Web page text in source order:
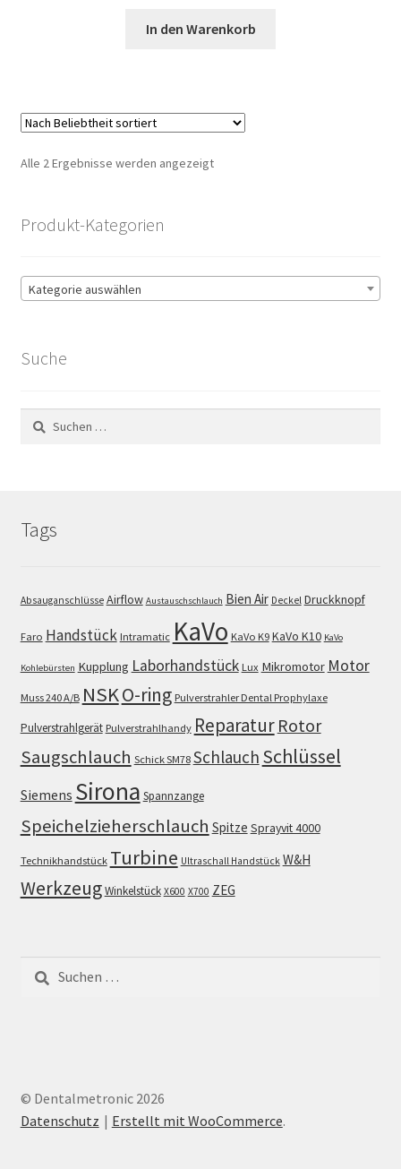
In den Warenkorb
Alle 2 Ergebnisse werden angezeigtNach
Produkt-Kategorien
Kategorie auswählen
Suche
Suchen
nach:
Tags
Absauganschlüsse Airflow Austauschschlauch Bien Air Deckel Druckknopf
Faro Handstück Intramatic KaVo KaVo K9 KaVo K10 KaVo
Kohlebürsten Kupplung Laborhandstück Lux Mikromotor Motor
Muss 240 A/B NSKO-ring Pulverstrahler Dental Prophylaxe
Pulverstrahlgerät Pulverstrahlhandy Reparatur Rotor
Saugschlauch Schick SM78 Schlauch Schlüssel
Siemens Sirona Spannzange
Speichelzieherschlauch Spitze Sprayvit 4000
Technikhandstück Turbine Ultraschall Handstück W&H
WerkzeugWinkelstück X600 X700 ZEG
nach:
© Dentalmetronic 2026
Datenschutz
Erstellt mit WooCommerce.